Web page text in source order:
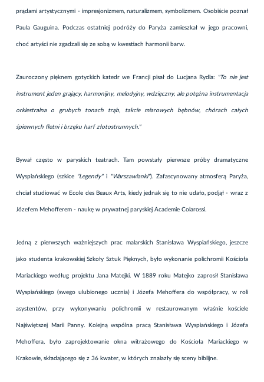
prądami artystycznymi - impresjonizmem, naturalizmem, symbolizmem. Osobiście poznał
Paula Gauguina. Podczas ostatniej podróży do Paryża zamieszkał w jego pracowni,
choć artyści nie zgadzali się ze sobą w kwestiach harmonii barw.
Zauroczony pięknem gotyckich katedr we Francji pisał do Lucjana Rydla: "To nie jest
instrument jeden grający, harmonijny, melodyjny, wdzięczny, ale potężna instrumentacja
orkiestralna o grubych tonach trąb, takcie miarowych bębnów, chórach całych
śpiewnych fletni i brzęku harf złotostrunnych."
Bywał często w paryskich teatrach. Tam powstały pierwsze próby dramatyczne
Wyspiańskiego (szkice "Legendy"i "Warszawianki"). Zafascynowany atmosferą Paryża,
chciał studiować w Ecole des Beaux Arts, kiedy jednak się to nie udało, podjął - wraz z
Józefem Mehofferem - naukę w prywatnej paryskiej Academie Colarossi.
Jedną z pierwszych ważniejszych prac malarskich Stanisława Wyspiańskiego, jeszcze
jako studenta krakowskiej Szkoły Sztuk Pięknych, było wykonanie polichromii Kościoła
Mariackiego według projektu Jana Matejki. W 1889 roku Matejko zaprosił Stanisława
Wyspiańskiego (swego ulubionego ucznia) i Józefa Mehoffera do współpracy, w roli
asystentów, przy wykonywaniu polichromii w restaurowanym właśnie kościele
Najświętszej Marii Panny. Kolejną wspólna pracą Stanisława Wyspiańskiego i Józefa
Mehoffera, było zaprojektowanie okna witrażowego do Kościoła Mariackiego w
Krakowie, składającego się z 36 kwater, w których znalazły się sceny biblijne.